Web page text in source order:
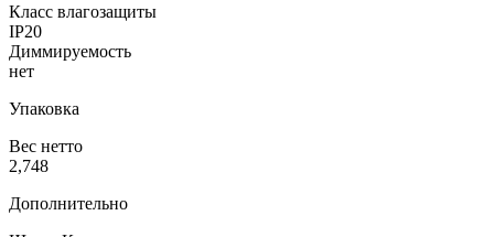
Класс влагозащиты
IP20
Диммируемость
нет
Упаковка
Вес нетто
2,748
Дополнительно